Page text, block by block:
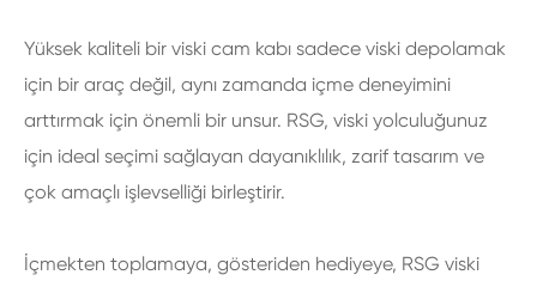
Yüksek kaliteli bir viski cam kabı sadece viski depolamak
için bir araç değil, aynı zamanda içme deneyimini
arttırmak için önemli bir unsur. RSG, viski yolculuğunuz
için ideal seçimi sağlayan dayanıklılık, zarif tasarım ve
çok amaçlı işlevselliği birleştirir.
İçmekten toplamaya, gösteriden hediyeye, RSG viski